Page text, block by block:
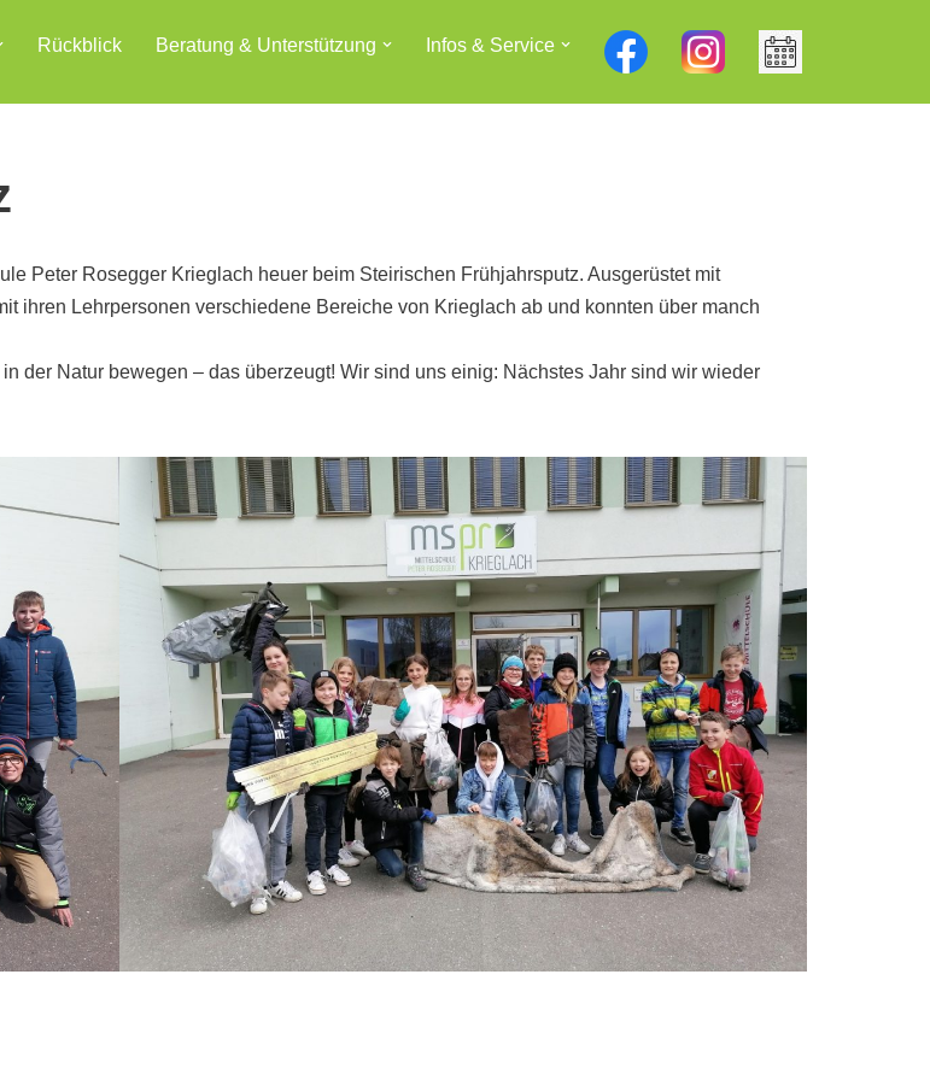
Rückblick Beratung & Unterstützung Infos & Service
Peter Rosegger Krieglach heuer beim Steirischen Frühjahrsputz. Ausgerüstet mit
ihren Lehrpersonen verschiedene Bereiche von Krieglach ab und konnten über manch
der Natur bewegen – das überzeugt! Wir sind uns einig: Nächstes Jahr sind wir wieder